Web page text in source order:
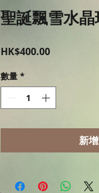
聖誕飄雪水晶
HK$400.00價
數量 *
新